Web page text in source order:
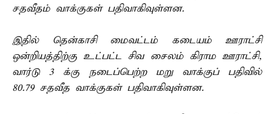
சதவீதம் வாக்குகள் பதிவாகிவுள்ளன.
இதில் தென்காசி மைவட்டம் கடையம் ஊராட்சி
ஒன்றியத்திற்கு உட்பட்ட சிவ சைலம் கிராம ஊராட்சி,
வார்டு 3 க்கு நடைப்பெற்ற மறு வாக்குப் பதிவில்
80.79 சதவீத வாக்குகள் பதிவாகிவுள்ளன.